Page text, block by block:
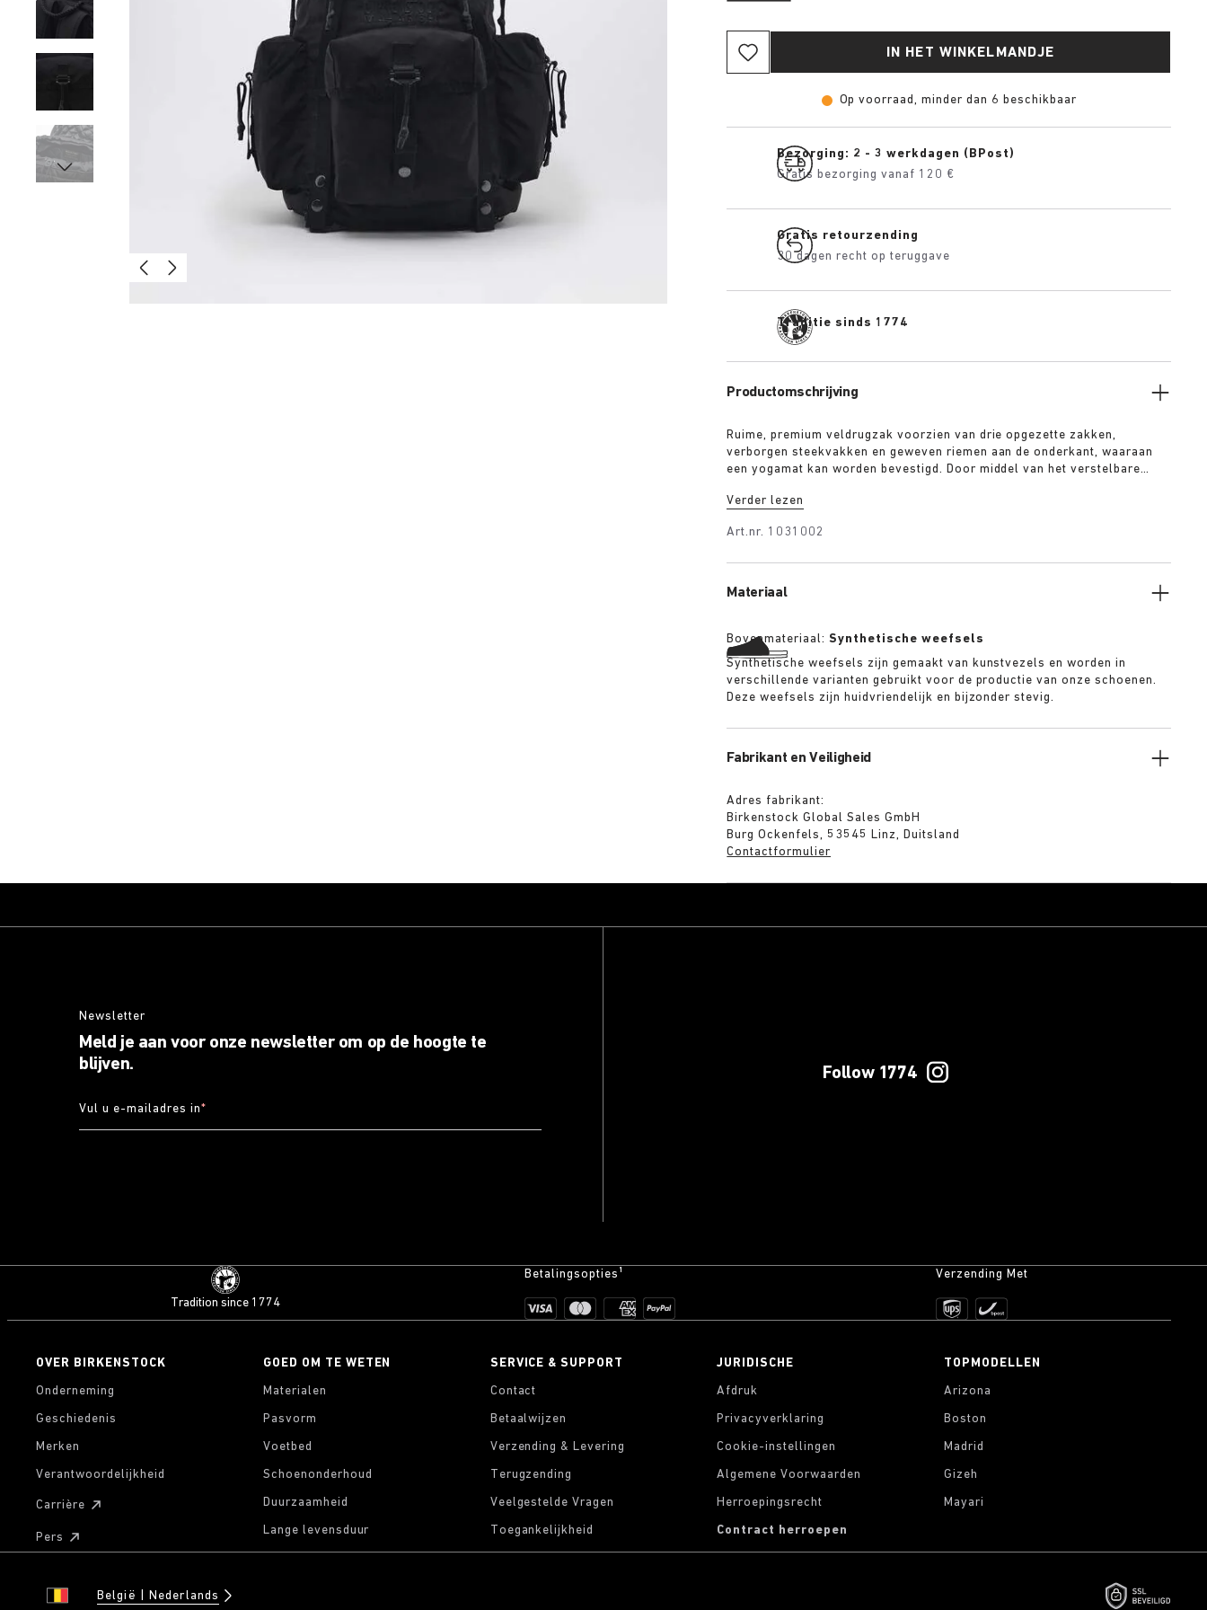
IN HET WINKELMANDJE
Op voorraad, minder dan 6 beschikbaar
Bezorging: 2 - 3 werkdagen (BPost)
Gratis bezorging vanaf 120 €
Gratis retourzending
30 dagen recht op teruggave
Traditie sinds 1774
Productomschrijving
Ruime, premium veldrugzak voorzien van drie opgezette zakken,
verborgen steekvakken en geweven riemen aan de onderkant, waaraan
een yogamat kan worden bevestigd. Door middel van het verstelbare
worden vergroot. Daardoor is hij net zo geschikt voor dagelijks gebruik
gewatteerde voering en heeft een goed gepolsterd laptopvak. Dankzij de
Verder lezen
Art.nr. 1031002
Materiaal
Bovenmateriaal:Synthetische weefsels
Synthetische weefsels zijn gemaakt van kunstvezels en worden in
verschillende varianten gebruikt voor de productie van onze schoenen.
Deze weefsels zijn huidvriendelijk en bijzonder stevig.
Fabrikant en Veiligheid
Adres fabrikant:
Birkenstock Global Sales GmbH
Burg Ockenfels, 53545 Linz, Duitsland
Contactformulier
Newsletter
Meld je aan voor onze newsletter om op de hoogte te
blijven.
Vul u e-mailadres in*
Follow 1774
Tradition since 1774
Betalingsopties¹ Verzending Met
OVER BIRKENSTOCK
Onderneming
Geschiedenis
Merken
Verantwoordelijkheid
Carrière
Pers
GOED OM TE WETEN
Materialen
Pasvorm
Voetbed
Schoenonderhoud
Duurzaamheid
Lange levensduur
SERVICE & SUPPORT
Contact
Betaalwijzen
Verzending & Levering
Terugzending
Veelgestelde Vragen
Toegankelijkheid
JURIDISCHE
Afdruk
Privacyverklaring
Cookie-instellingen
Algemene Voorwaarden
Herroepingsrecht
Contract herroepen
TOPMODELLEN
Arizona
Boston
Madrid
Gizeh
Mayari
België Nederlands